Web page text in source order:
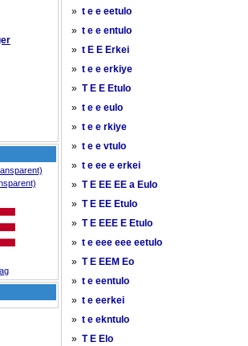
» t e e eetulo
» t e e entulo
» t E E Erkei
» t e e erkiye
» T E E Etulo
» t e e eulo
» t e e rkiye
» t e e vtulo
» t e ee e erkei
» T E EE EE a Eulo
» T E EE Etulo
» T E EEE E Etulo
» t e eee eee eetulo
» T E EEM Eo
» t e eentulo
» t e eerkei
» t e ekntulo
» T E Elo